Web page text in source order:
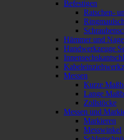
Befestigen
Ratschen-
Hämmer und
Handwerkzeuge
Messen
Kurze
Lange
Zollstöcke
Messen und
Markieren
Messwinkel